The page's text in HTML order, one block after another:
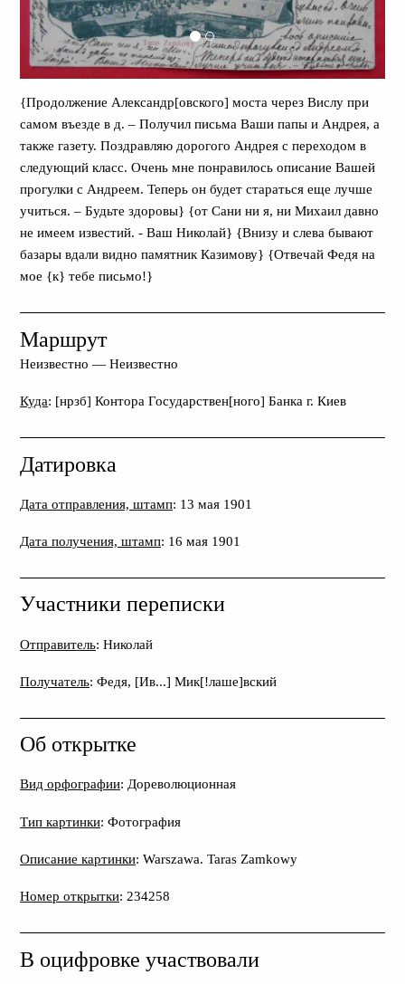
{Продолжение Александр[овского] моста через Вислу при
самом въезде в д. – Получил письма Ваши папы и Андрея, а
также газету. Поздравляю дорогого Андрея с переходом в
следующий класс. Очень мне понравилось описание Вашей
прогулки с Андреем. Теперь он будет стараться еще лучше
учиться. – Будьте здоровы} {от Сани ни я, ни Михаил давно
не имеем известий. - Ваш Николай} {Внизу и слева бывают
базары вдали видно памятник Казимову} {Отвечай Федя на
мое {к} тебе письмо!}
Маршрут
Неизвестно — Неизвестно
Куда: [нрзб] Контора Государствен[ного] Банка г. Киев
Датировка
Дата отправления, штамп: 13 мая 1901
Дата получения, штамп: 16 мая 1901
Участники переписки
Отправитель: Николай
Получатель: Федя, [Ив...] Мик[!лаше]вский
Об открытке
Вид орфографии: Дореволюционная
Тип картинки: Фотография
Описание картинки: Warszawa. Taras Zamkowy
Номер открытки: 234258
В оцифровке участвовали